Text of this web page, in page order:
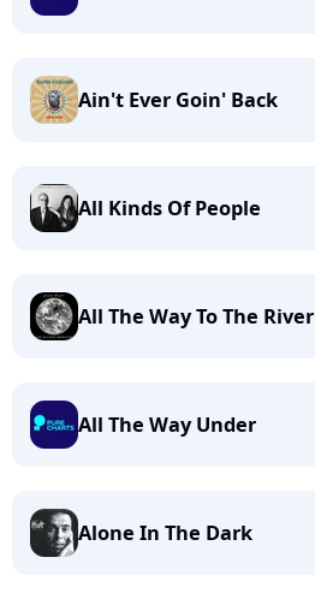
Ain't Ever Goin' Back
All Kinds Of People
All The Way To The River
All The Way Under
Alone In The Dark